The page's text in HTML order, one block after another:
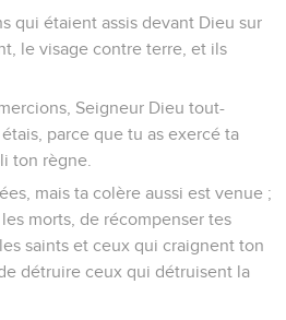
qui étaient assis devant Dieu sur
le visage contre terre, et ils
Seigneur Dieu tout-
parce que tu as exercé ta
ton règne.
mais ta colère aussi est venue ;
morts, de récompenser tes
saints et ceux qui craignent ton
détruire ceux qui détruisent la